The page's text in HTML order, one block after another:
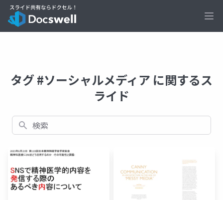
タグ #ソーシャルメディア に関するス
ライド
検索